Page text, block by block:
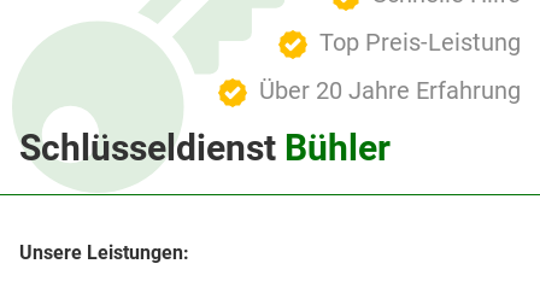
Top Preis-Leistung
Über 20 Jahre Erfahrung
Schlüsseldienst Bühler